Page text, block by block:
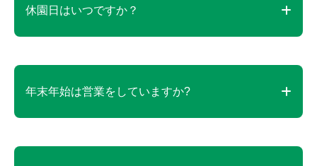
event@soleil-park.jp
ご住所が確認できるもののご提示で無料券を温浴施
設にてお渡ししています。
休園日はいつですか？
年中無休です。臨時休園の場合はホームページ等で
年末年始は営業をしていますか?
年中無休で営業しています。